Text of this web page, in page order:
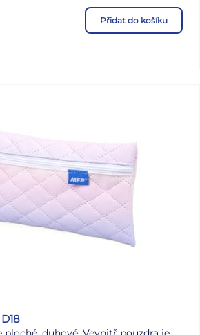
s objemem 550 ml a
aktuálními trendy a ladí s
osvěžující až 24 hodin.
vhodné do mrazáku, myčky na
trouby.
testům kvality Institutu pro
(ITC) a nezávislých laboratoří, jako je
Přidat do košíku